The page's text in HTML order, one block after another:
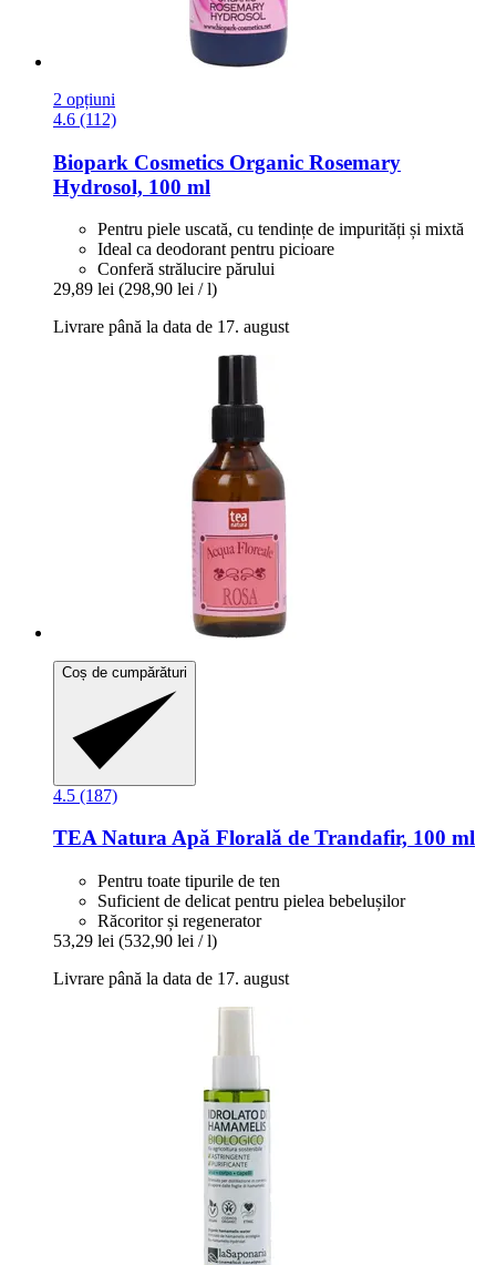
2 opțiuni
4.6 (112)
Biopark Cosmetics Organic Rosemary
Hydrosol, 100 ml
Pentru piele uscată, cu tendințe de impurități și mixtă
Ideal ca deodorant pentru picioare
Conferă strălucire părului
29,89 lei (298,90 lei / l)
Livrare până la data de 17. august
Coș de cumpărături
4.5 (187)
TEA NaturaApă Florală de Trandafir, 100 ml
Pentru toate tipurile de ten
Suficient de delicat pentru pielea bebelușilor
Răcoritor și regenerator
53,29 lei (532,90 lei / l)
Livrare până la data de 17. august